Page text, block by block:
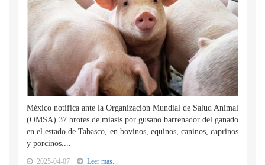
México notifica ante la Organización Mundial de Salud Animal
(OMSA) 37 brotes de miasis por gusano barrenador del ganado
en el estado de Tabasco, en bovinos, equinos, caninos, caprinos
y porcinos....
2025-04-07 Leer mas...